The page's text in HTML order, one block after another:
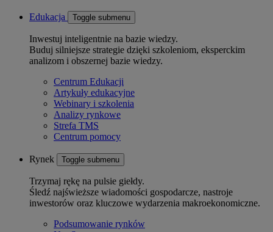
Edukacja Toggle submenu
Inwestuj inteligentnie na bazie wiedzy.
Buduj silniejsze strategie dzięki szkoleniom, eksperckim
analizom i obszernej bazie wiedzy.
Centrum Edukacji
Artykuły edukacyjne
Webinary i szkolenia
Analizy rynkowe
Strefa TMS
Centrum pomocy
Rynek Toggle submenu
Trzymaj rękę na pulsie giełdy.
Śledź najświeższe wiadomości gospodarcze, nastroje
inwestorów oraz kluczowe wydarzenia makroekonomiczne.
Podsumowanie rynków